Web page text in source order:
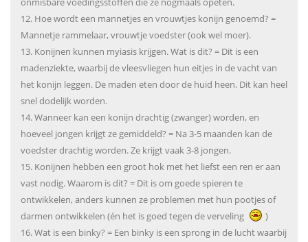
12. Hoe wordt een mannetjes en vrouwtjes konijn genoemd? =
Mannetje rammelaar, vrouwtje voedster (ook wel moer).
13. Konijnen kunnen myiasis krijgen. Wat is dit? = Dit is een
madenziekte, waarbij de vleesvliegen hun eitjes in de vacht van
het konijn leggen. De maden eten door de huid heen. Dit kan heel
snel dodelijk worden.
14. Wanneer kan een konijn drachtig (zwanger) worden, en
hoeveel jongen krijgt ze gemiddeld? = Na 3-5 maanden kan de
voedster drachtig worden. Ze krijgt vaak 3-8 jongen.
15. Konijnen hebben een groot hok met het liefst een ren er aan
vast nodig. Waarom is dit? = Dit is om goede spieren te
ontwikkelen, anders kunnen ze problemen met hun pootjes of
darmen ontwikkelen (én het is goed tegen de verveling
)
16. Wat is een binky? = Een binky is een sprong in de lucht waarbij